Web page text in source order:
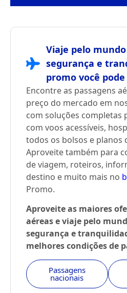
Viaje pelo
segurança e
promo você
Encontre as passagens
preço do mercado em
com soluções completas
com voos acessíveis,
todos os bolsos e planos
Aproveite também para
de viagem, roteiros,
destino e muito mais no
Promo.
Aproveite as maiores
aéreas e viaje pelo
segurança e
melhores condições de
Passagens
nacionais